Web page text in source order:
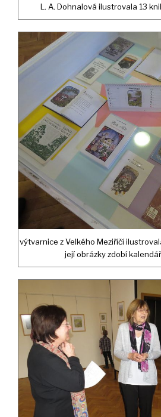
L. A. Dohnalová ilustrovala 13
výtvarnice z Velkého Meziříčí
její obrázky zdobí